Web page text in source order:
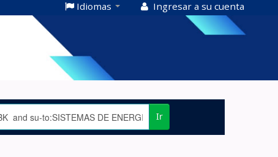
Idiomas Ingresar a su cuenta
Ir